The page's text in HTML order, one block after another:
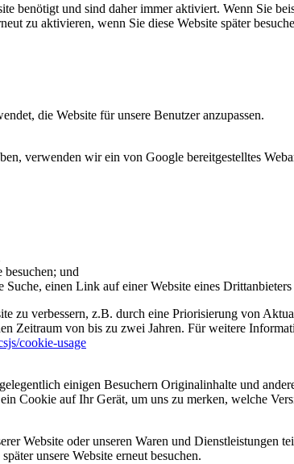
benötigt und sind daher immer aktiviert. Wenn Sie
zu aktivieren, wenn Sie diese Website später
die Website für unsere Benutzer anzupassen.
verwenden wir ein von Google bereitgestelltes
besuchen; und
einen Link auf einer Website eines
zu verbessern, z.B. durch eine Priorisierung von
Zeitraum von bis zu zwei Jahren. Für weitere
cookie-usage
einigen Besuchern Originalinhalte und
Cookie auf Ihr Gerät, um uns zu merken, welche
Website oder unseren Waren und Dienstleistungen
unsere Website erneut besuchen.